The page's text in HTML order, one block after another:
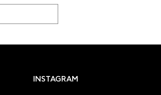
INSTAGRAM